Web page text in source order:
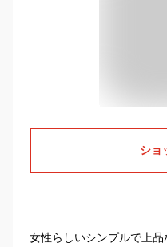
ショ
女性らしいシンプルで上